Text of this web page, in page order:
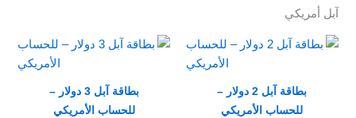
آبل أمريكي
بطاقة آبل 2 دولار –
للحساب الأمريكي
بطاقة آبل 3 دولار –
للحساب الأمريكي